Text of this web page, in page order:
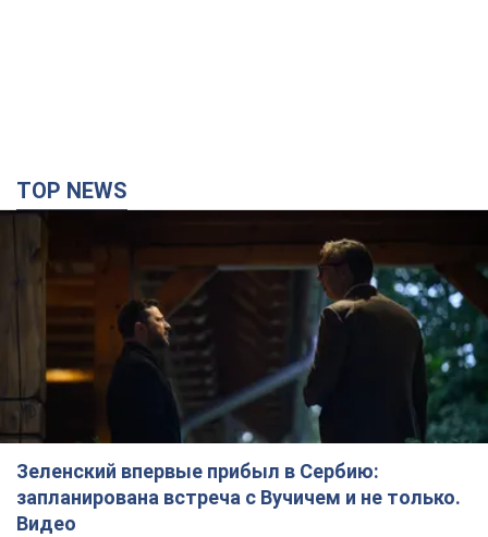
TOP NEWS
Зеленский впервые прибыл в Сербию:
запланирована встреча с Вучичем и не только.
Видео